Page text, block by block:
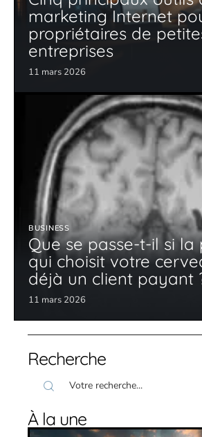
marketing Internet
propriétaires de
entreprises
11 mars 2026
BUSINESS
Que se passe-t-il si la
qui choisit votre
déjà un client payant
11 mars 2026
Recherche
À la une